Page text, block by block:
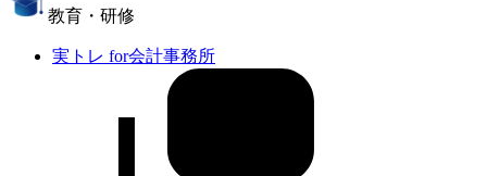
教育・研修
実トレ for会計事務所